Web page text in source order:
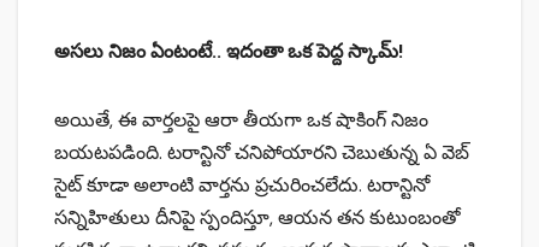
అసలు నిజం ఏంటంటే.. ఇదంతా ఒక పెద్ద స్కామ్!
అయితే, ఈ వార్తలపై ఆరా తీయగా ఒక షాకింగ్ నిజం
బయటపడింది. టరాన్టినో చనిపోయారని చెబుతున్న ఏ వెబ్
సైట్ కూడా అలాంటి వార్తను ప్రచురించలేదు. టరాన్టినో
సన్నిహితులు దీనిపై స్పందిస్తూ, ఆయన తన కుటుంబంతో